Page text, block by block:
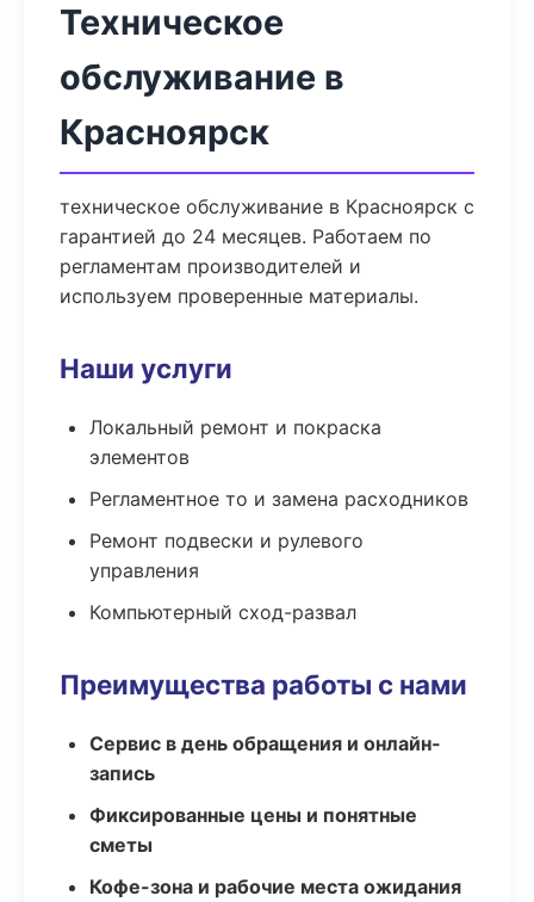
Техническое
обслуживание в
Красноярск
техническое обслуживание в Красноярск с
гарантией до 24 месяцев. Работаем по
регламентам производителей и
используем проверенные материалы.
Наши услуги
Локальный ремонт и покраска
элементов
Регламентное то и замена расходников
Ремонт подвески и рулевого
управления
Компьютерный сход-развал
Преимущества работы с нами
Сервис в день обращения и онлайн-
запись
Фиксированные цены и понятные
сметы
Кофе-зона и рабочие места ожидания